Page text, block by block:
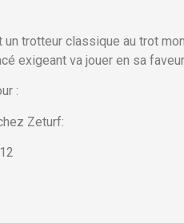
un trotteur classique au trot
exigeant va jouer en sa
:
Zeturf: